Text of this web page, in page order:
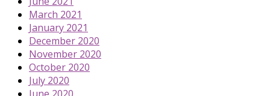
March 2021
January 2021
December 2020
November 2020
October 2020
July 2020
June 2020